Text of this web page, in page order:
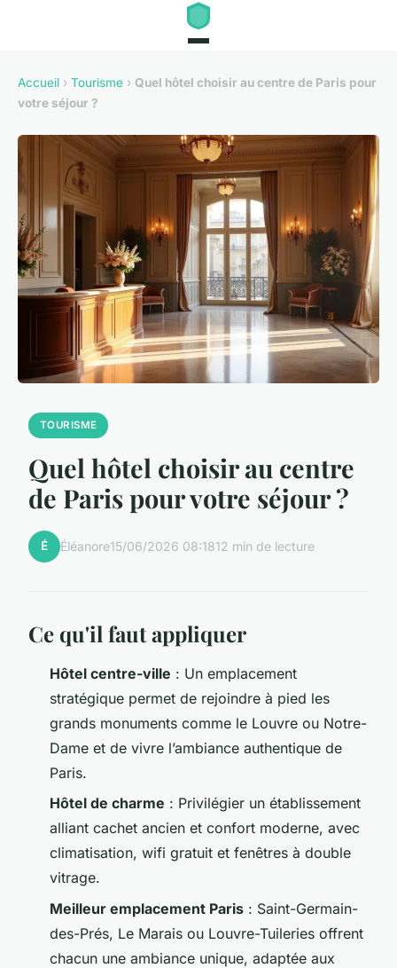
Accueil › Tourisme › Quel hôtel choisir au centre de Paris pour
votre séjour ?
TOURISME
Quel hôtel choisir au centre
de Paris pour votre séjour ?
É Éléanore15/06/2026 08:1812 min de lecture
Ce qu'il faut appliquer
Hôtel centre-ville : Un emplacement
stratégique permet de rejoindre à pied les
grands monuments comme le Louvre ou Notre-
Dame et de vivre l’ambiance authentique de
Paris.
Hôtel de charme : Privilégier un établissement
alliant cachet ancien et confort moderne, avec
climatisation, wifi gratuit et fenêtres à double
vitrage.
Meilleur emplacement Paris : Saint-Germain-
des-Prés, Le Marais ou Louvre-Tuileries offrent
chacun une ambiance unique, adaptée aux